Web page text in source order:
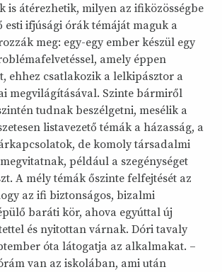
is átérezhetik, milyen az ifiközösségbe
esti ifjúsági órák témáját maguk a
meg: egy-egy ember készül egy
amely éppen
ehhez csatlakozik a lelkipásztor a
megvilágításával. Szinte bármiről
tudnak beszélgetni, mesélik a
listavezető témák a házasság, a
de komoly társadalmi
például a szegénységet
A mély témák őszinte felfejtését az
az ifi biztonságos, bizalmi
baráti kör, ahova egyúttal új
és nyitottan várnak. Dóri tavaly
óta látogatja az alkalmakat. –
van az iskolában, ami után